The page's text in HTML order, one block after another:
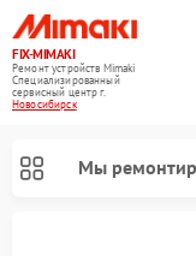
FIX-MIMAKI
Ремонт устройств Mimaki
Специализированный
cервисный центр г.
Новосибирск
Мы